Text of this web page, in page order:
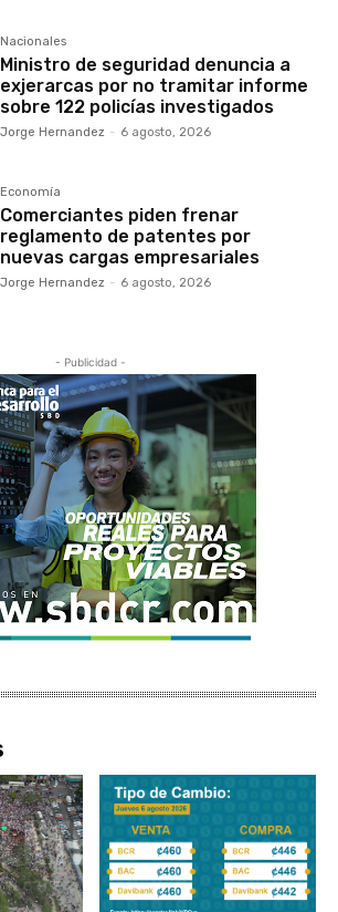
Nacionales
Ministro de seguridad denuncia a
exjerarcas por no tramitar informe
sobre 122 policías investigados
Jorge Hernandez - 6 agosto, 2026
Economía
Comerciantes piden frenar
reglamento de patentes por
nuevas cargas empresariales
Jorge Hernandez - 6 agosto, 2026
- Publicidad -